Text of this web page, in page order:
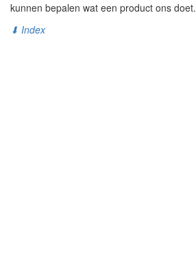
kunnen bepalen wat een product ons doet.
⬇ Index